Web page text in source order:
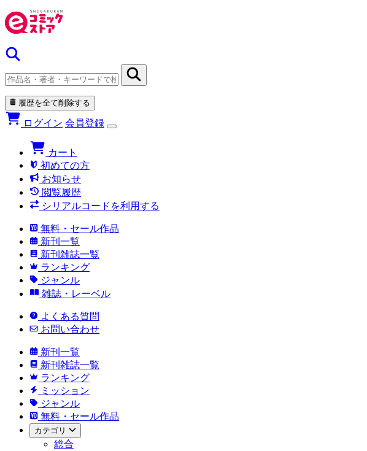
履歴を全て削除する
ログイン 会員登録
カート
初めての方
お知らせ
閲覧履歴
シリアルコードを利用する
無料・セール作品
新刊一覧
新刊雑誌一覧
ランキング
ジャンル
雑誌・レーベル
よくある質問
お問い合わせ
新刊一覧
新刊雑誌一覧
ランキング
ミッション
ジャンル
無料・セール作品
カテゴリ
総合